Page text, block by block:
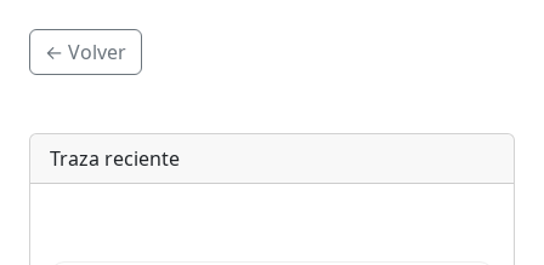
← Volver
Traza reciente